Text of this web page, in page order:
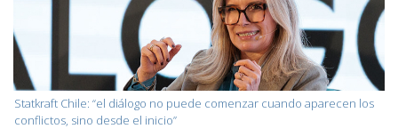
Statkraft Chile: “el diálogo no puede comenzar cuando aparecen los
conflictos, sino desde el inicio”